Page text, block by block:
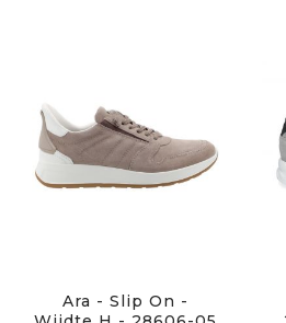
Ara - Slip On -